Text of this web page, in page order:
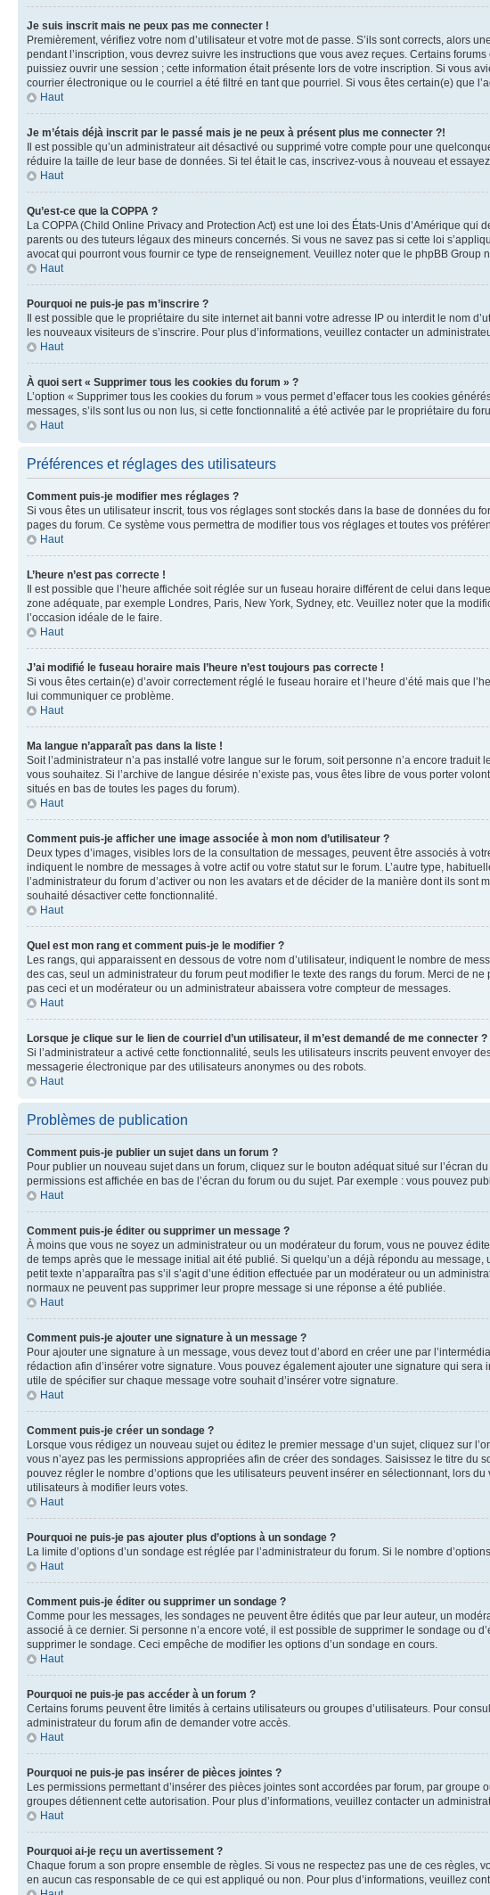
Je suis inscrit mais ne peux pas me connecter !
Premièrement, vérifiez votre nom d’utilisateur et votre mot de passe. S’ils sont corrects, alors
pendant l’inscription, vous devrez suivre les instructions que vous avez reçues. Certains
puissiez ouvrir une session ; cette information était présente lors de votre inscription. Si vous
courrier électronique ou le courriel a été filtré en tant que pourriel. Si vous êtes certain(e) que
Haut
Je m’étais déjà inscrit par le passé mais je ne peux à présent plus me connecter ?!
Il est possible qu’un administrateur ait désactivé ou supprimé votre compte pour une
réduire la taille de leur base de données. Si tel était le cas, inscrivez-vous à nouveau et
Haut
Qu’est-ce que la COPPA ?
La COPPA (Child Online Privacy and Protection Act) est une loi des États-Unis d’Amérique
parents ou des tuteurs légaux des mineurs concernés. Si vous ne savez pas si cette loi
avocat qui pourront vous fournir ce type de renseignement. Veuillez noter que le phpBB Group
Haut
Pourquoi ne puis-je pas m’inscrire ?
Il est possible que le propriétaire du site internet ait banni votre adresse IP ou interdit le nom
les nouveaux visiteurs de s’inscrire. Pour plus d’informations, veuillez contacter un
Haut
À quoi sert « Supprimer tous les cookies du forum » ?
L’option « Supprimer tous les cookies du forum » vous permet d’effacer tous les cookies
messages, s’ils sont lus ou non lus, si cette fonctionnalité a été activée par le propriétaire du
Haut
Préférences et réglages des utilisateurs
Comment puis-je modifier mes réglages ?
Si vous êtes un utilisateur inscrit, tous vos réglages sont stockés dans la base de données du
pages du forum. Ce système vous permettra de modifier tous vos réglages et toutes vos
Haut
L’heure n’est pas correcte !
Il est possible que l’heure affichée soit réglée sur un fuseau horaire différent de celui dans
zone adéquate, par exemple Londres, Paris, New York, Sydney, etc. Veuillez noter que la
l’occasion idéale de le faire.
Haut
J’ai modifié le fuseau horaire mais l’heure n’est toujours pas correcte !
Si vous êtes certain(e) d’avoir correctement réglé le fuseau horaire et l’heure d’été mais que
lui communiquer ce problème.
Haut
Ma langue n’apparaît pas dans la liste !
Soit l’administrateur n’a pas installé votre langue sur le forum, soit personne n’a encore
vous souhaitez. Si l’archive de langue désirée n’existe pas, vous êtes libre de vous porter
situés en bas de toutes les pages du forum).
Haut
Comment puis-je afficher une image associée à mon nom d’utilisateur ?
Deux types d’images, visibles lors de la consultation de messages, peuvent être associés à
indiquent le nombre de messages à votre actif ou votre statut sur le forum. L’autre type,
l’administrateur du forum d’activer ou non les avatars et de décider de la manière dont ils
souhaité désactiver cette fonctionnalité.
Haut
Quel est mon rang et comment puis-je le modifier ?
Les rangs, qui apparaissent en dessous de votre nom d’utilisateur, indiquent le nombre de
des cas, seul un administrateur du forum peut modifier le texte des rangs du forum. Merci de
pas ceci et un modérateur ou un administrateur abaissera votre compteur de messages.
Haut
Lorsque je clique sur le lien de courriel d’un utilisateur, il m’est demandé de me connecter ?
Si l’administrateur a activé cette fonctionnalité, seuls les utilisateurs inscrits peuvent envoyer
messagerie électronique par des utilisateurs anonymes ou des robots.
Haut
Problèmes de publication
Comment puis-je publier un sujet dans un forum ?
Pour publier un nouveau sujet dans un forum, cliquez sur le bouton adéquat situé sur l’écran
permissions est affichée en bas de l’écran du forum ou du sujet. Par exemple : vous pouvez
Haut
Comment puis-je éditer ou supprimer un message ?
À moins que vous ne soyez un administrateur ou un modérateur du forum, vous ne pouvez
de temps après que le message initial ait été publié. Si quelqu’un a déjà répondu au
petit texte n’apparaîtra pas s’il s’agit d’une édition effectuée par un modérateur ou un
normaux ne peuvent pas supprimer leur propre message si une réponse a été publiée.
Haut
Comment puis-je ajouter une signature à un message ?
Pour ajouter une signature à un message, vous devez tout d’abord en créer une par
rédaction afin d’insérer votre signature. Vous pouvez également ajouter une signature qui
utile de spécifier sur chaque message votre souhait d’insérer votre signature.
Haut
Comment puis-je créer un sondage ?
Lorsque vous rédigez un nouveau sujet ou éditez le premier message d’un sujet, cliquez sur
vous n’ayez pas les permissions appropriées afin de créer des sondages. Saisissez le titre
pouvez régler le nombre d’options que les utilisateurs peuvent insérer en sélectionnant, lors
utilisateurs à modifier leurs votes.
Haut
Pourquoi ne puis-je pas ajouter plus d’options à un sondage ?
La limite d’options d’un sondage est réglée par l’administrateur du forum. Si le nombre
Haut
Comment puis-je éditer ou supprimer un sondage ?
Comme pour les messages, les sondages ne peuvent être édités que par leur auteur, un
associé à ce dernier. Si personne n’a encore voté, il est possible de supprimer le sondage ou
supprimer le sondage. Ceci empêche de modifier les options d’un sondage en cours.
Haut
Pourquoi ne puis-je pas accéder à un forum ?
Certains forums peuvent être limités à certains utilisateurs ou groupes d’utilisateurs. Pour
administrateur du forum afin de demander votre accès.
Haut
Pourquoi ne puis-je pas insérer de pièces jointes ?
Les permissions permettant d’insérer des pièces jointes sont accordées par forum, par
groupes détiennent cette autorisation. Pour plus d’informations, veuillez contacter un
Haut
Pourquoi ai-je reçu un avertissement ?
Chaque forum a son propre ensemble de règles. Si vous ne respectez pas une de ces règles,
en aucun cas responsable de ce qui est appliqué ou non. Pour plus d’informations, veuillez